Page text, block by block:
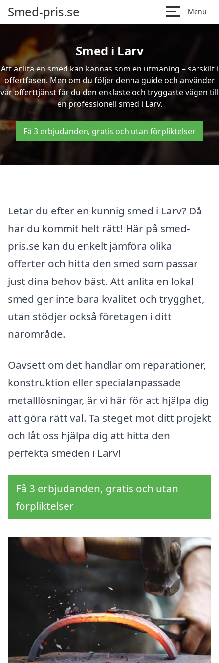
Smed-pris.se Menu
Smed i Larv
Att anlita en smed kan kännas som en utmaning – särskilt i
offertfasen. Men om du följer denna guide och använder
vår offerttjänst får du den enklaste och tryggaste vägen till
en professionell smed i Larv.
Få 3 erbjudanden, gratis och utan förpliktelser
Letar du efter en kunnig smed i Larv? Då
har du kommit helt rätt! Här på smed-
pris.se kan du enkelt jämföra olika
offerter och hitta den smed som passar
just dina behov bäst. Att anlita en lokal
smed ger inte bara kvalitet och trygghet,
utan stödjer också företagen i ditt
närområde.
Oavsett om det handlar om reparationer,
konstruktion eller specialanpassade
metalllösningar, är vi här för att hjälpa dig
att göra rätt val. Ta steget mot ditt projekt
och låt oss hjälpa dig att hitta den
perfekta smeden i Larv!
Få 3 erbjudanden, gratis och utan
förpliktelser